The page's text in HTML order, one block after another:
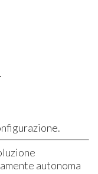
autonoma